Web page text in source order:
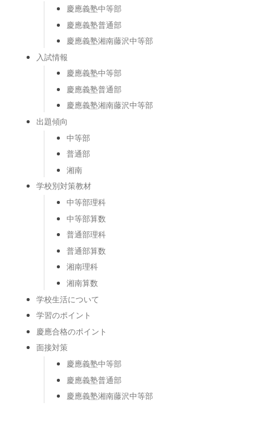
慶應義塾中等部
慶應義塾普通部
慶應義塾湘南藤沢中等部
入試情報
慶應義塾中等部
慶應義塾普通部
慶應義塾湘南藤沢中等部
出題傾向
中等部
普通部
湘南
学校別対策教材
中等部理科
中等部算数
普通部理科
普通部算数
湘南理科
湘南算数
学校生活について
学習のポイント
慶應合格のポイント
面接対策
慶應義塾中等部
慶應義塾普通部
慶應義塾湘南藤沢中等部